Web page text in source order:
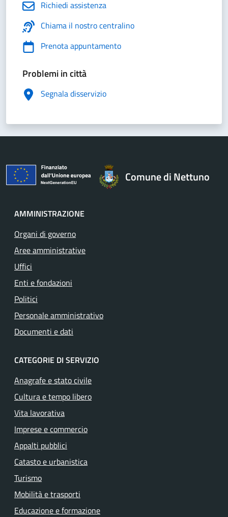
Richiedi assistenza
Chiama il nostro centralino
Prenota appuntamento
Problemi in città
Segnala disservizio
Comune di Nettuno
AMMINISTRAZIONE
Organi di governo
Aree amministrative
Uffici
Enti e fondazioni
Politici
Personale amministrativo
Documenti e dati
CATEGORIE DI SERVIZIO
Anagrafe e stato civile
Cultura e tempo libero
Vita lavorativa
Imprese e commercio
Appalti pubblici
Catasto e urbanistica
Turismo
Mobilità e trasporti
Educazione e formazione